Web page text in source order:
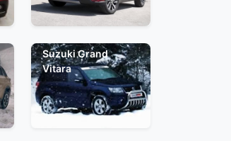
Suzuki Grand
Vitara